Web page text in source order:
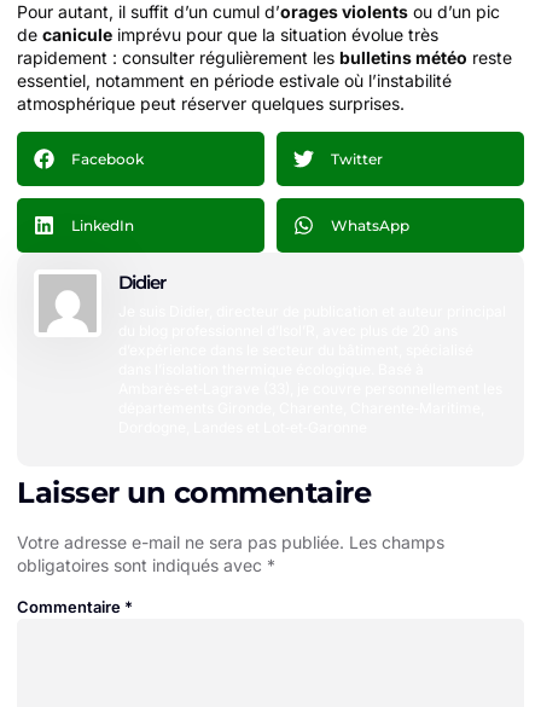
Pour autant, il suffit d’un cumul d’orages violents ou d’un pic
de canicule imprévu pour que la situation évolue très
rapidement : consulter régulièrement les bulletins météo reste
essentiel, notamment en période estivale où l’instabilité
atmosphérique peut réserver quelques surprises.
Facebook Twitter
LinkedIn WhatsApp
Didier
Laisser un commentaire
Votre adresse e-mail ne sera pas publiée. Les champs
obligatoires sont indiqués avec *
Commentaire *